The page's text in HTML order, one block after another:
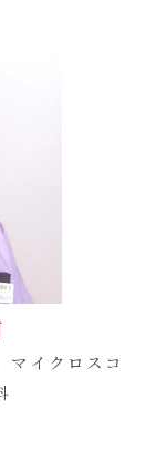
マイクロスコ